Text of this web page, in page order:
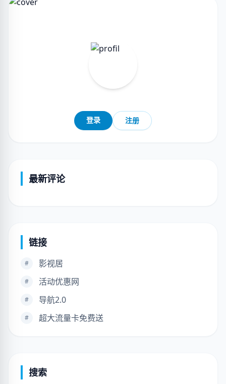
登录 注册
最新评论
链接
# 影视居
# 活动优惠网
# 导航2.0
# 超大流量卡免费送
搜索